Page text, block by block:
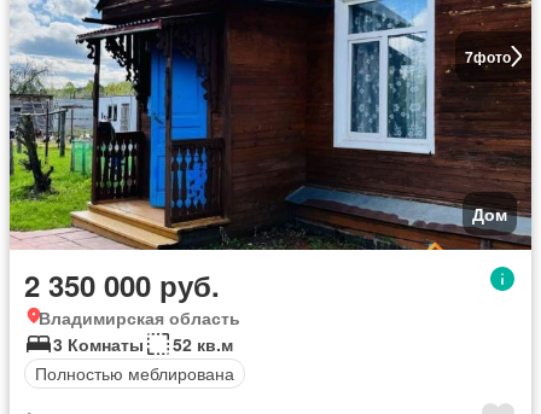
7фото
Дом
2 350 000 руб.
Владимирская область
3 Комнаты
52 кв.м
Полностью меблирована